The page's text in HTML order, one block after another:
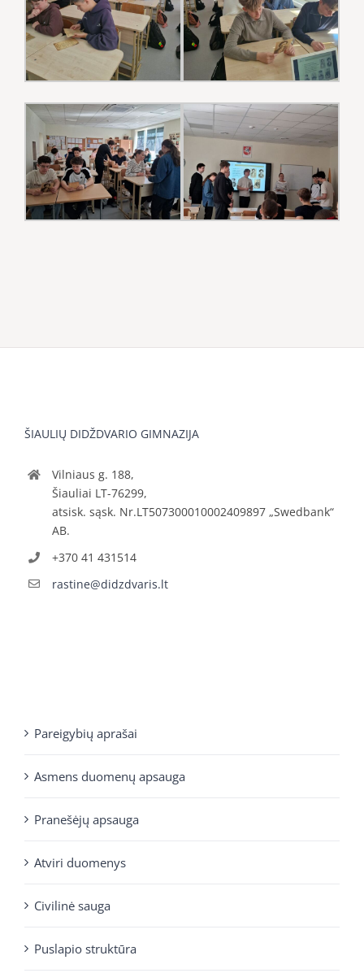
ŠIAULIŲ DIDŽDVARIO GIMNAZIJA
Vilniaus g. 188,
Šiauliai LT-76299,
atsisk. sąsk. Nr.LT507300010002409897 „Swedbank“
AB.
+370 41 431514
rastine@didzdvaris.lt
Pareigybių aprašai
Asmens duomenų apsauga
Pranešėjų apsauga
Atviri duomenys
Civilinė sauga
Puslapio struktūra